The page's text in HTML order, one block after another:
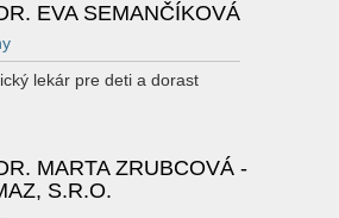
EVA SEMANČÍKOVÁ
lekár pre deti a dorast
MARTA ZRUBCOVÁ -
S.R.O.